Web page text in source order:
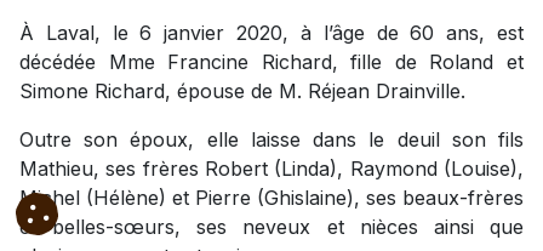
À Laval, le 6 janvier 2020, à l’âge de 60 ans, est
décédée Mme Francine Richard, fille de Roland et
Simone Richard, épouse de M. Réjean Drainville.
Outre son époux, elle laisse dans le deuil son fils
Mathieu, ses frères Robert (Linda), Raymond (Louise),
Michel (Hélène) et Pierre (Ghislaine), ses beaux-frères
et belles-sœurs, ses neveux et nièces ainsi que